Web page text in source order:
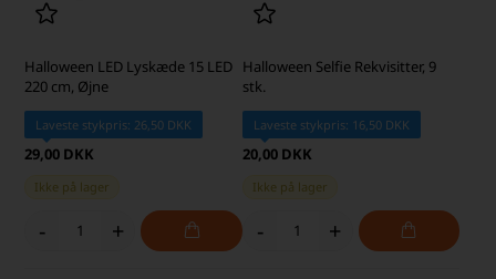
Halloween LED Lyskæde 15 LED
220 cm, Øjne
Laveste stykpris: 26,50 DKK
29,00 DKK
Ikke på lager
- +
Halloween Selfie Rekvisitter, 9
stk.
Laveste stykpris: 16,50 DKK
20,00 DKK
Ikke på lager
- +